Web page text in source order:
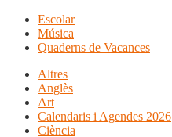
Escolar
Música
Quaderns de Vacances
Altres
Anglès
Art
Calendaris i Agendes 2026
Ciència